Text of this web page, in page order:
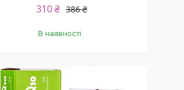
386 ₴
310 ₴
В наявності
Купити
РОЗПРОДАЖ